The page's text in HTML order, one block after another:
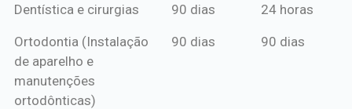
Dentística e cirurgias 90 dias 24 horas
Ortodontia (Instalação
de aparelho e
manutenções
ortodônticas)
90 dias 90 dias